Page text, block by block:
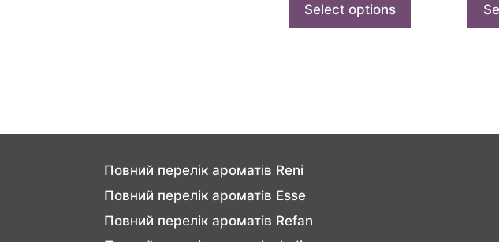
Select options
Повний перелік ароматів Reni
Повний перелік ароматів Esse
Повний перелік ароматів Refan